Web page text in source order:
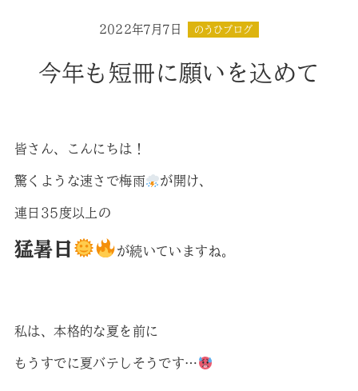
2022年7月7日 のうひブログ
今年も短冊に願いを込めて
皆さん、こんにちは！
驚くような速さで梅雨 が開け、
連日35度以上の
猛暑日 が続いていますね。
私は、本格的な夏を前に
もうすでに夏バテしそうです…